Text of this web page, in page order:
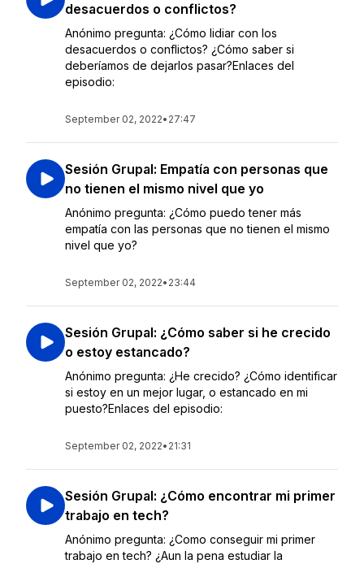
desacuerdos o conflictos?
Anónimo pregunta: ¿Cómo lidiar con los
desacuerdos o conflictos? ¿Cómo saber si
deberíamos de dejarlos pasar?Enlaces del
episodio:
September 02, 2022• 27:47
Sesión Grupal: Empatía con personas que
no tienen el mismo nivel que yo
Anónimo pregunta: ¿Cómo puedo tener más
empatía con las personas que no tienen el mismo
nivel que yo?
September 02, 2022• 23:44
Sesión Grupal: ¿Cómo saber si he crecido
o estoy estancado?
Anónimo pregunta: ¿He crecido? ¿Cómo identificar
si estoy en un mejor lugar, o estancado en mi
puesto?Enlaces del episodio:
September 02, 2022• 21:31
Sesión Grupal: ¿Cómo encontrar mi primer
trabajo en tech?
Anónimo pregunta: ¿Como conseguir mi primer
trabajo en tech? ¿Aun la pena estudiar la